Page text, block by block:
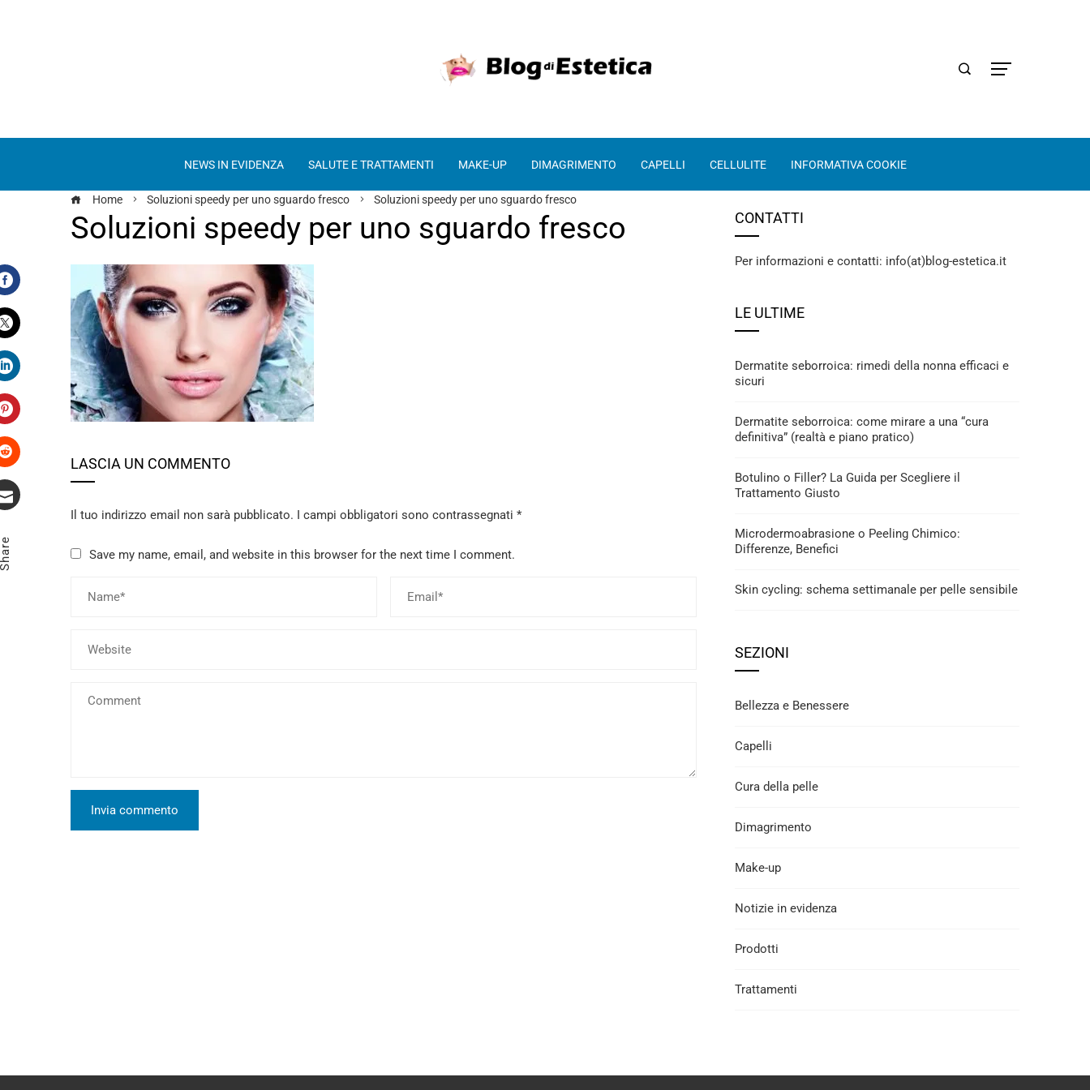
NEWS IN EVIDENZA SALUTE E TRATTAMENTI MAKE-UP DIMAGRIMENTO CAPELLI CELLULITE INFORMATIVA COOKIE
Home Soluzioni speedy per uno sguardo fresco Soluzioni speedy per uno sguardo fresco
Soluzioni speedy per uno sguardo fresco
Facebook
Twitter
LinkedIn
Pinterest
Stumbleupon
LASCIA UN COMMENTO
Il tuo indirizzo email non sarà pubblicato. I campi obbligatori sono contrassegnati *
Save my name, email, and website in this browser for the next time I comment.
CONTATTI
Per informazioni e contatti: info(at)blog-estetica.it
LE ULTIME
Dermatite seborroica: rimedi della nonna efficaci e
sicuri
Dermatite seborroica: come mirare a una “cura
definitiva” (realtà e piano pratico)
Botulino o Filler? La Guida per Scegliere il
Trattamento Giusto
Microdermoabrasione o Peeling Chimico:
Differenze, Benefici
Skin cycling: schema settimanale per pelle sensibile
SEZIONI
Bellezza e Benessere
Capelli
Cura della pelle
Dimagrimento
Make-up
Notizie in evidenza
Prodotti
Trattamenti